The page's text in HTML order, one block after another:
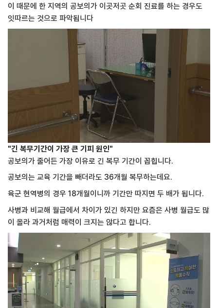
이 때문에 한 지역의 공보의가 이곳저곳 순회 진료를 하는 경우도
잇따르는 것으로 파악됩니다
"긴 복무기간이 가장 큰 기피 원인"
공보의가 줄어든 가장 이유로 긴 복무 기간이 꼽힙니다.
공보의는 교육 기간을 빼더라도 36개월 복무하는데요.
육군 현역병의 경우 18개월이니까 기간만 따지면 두 배가 됩니다.
사병과 비교해 월급에서 차이가 있긴 하지만 요즘은 사병 월급도 많
이 올라 과거처럼 매력이 크지는 않다고 합니다.